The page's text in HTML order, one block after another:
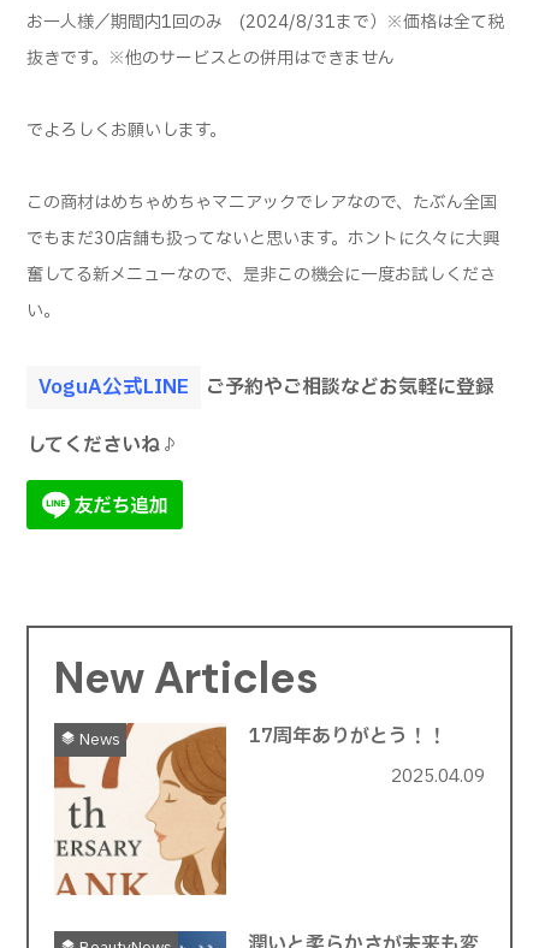
お一人様／期間内1回のみ (2024/8/31まで）※価格は全て税
抜きです。※他のサービスとの併用はできません
でよろしくお願いします。
この商材はめちゃめちゃマニアックでレアなので、たぶん全国
でもまだ30店舗も扱ってないと思います。ホントに久々に大興
奮してる新メニューなので、是非この機会に一度お試しくださ
い。
VoguA公式LINE
ご予約やご相談などお気軽に登録
してくださいね♪
New Articles
News 17周年ありがとう！！
2025.04.09